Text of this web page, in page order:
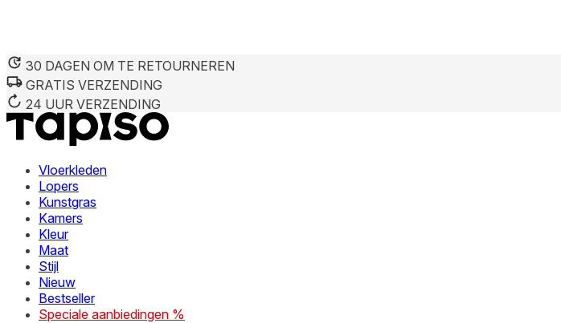
30 DAGEN OM TE RETOURNEREN
GRATIS VERZENDING
24 UUR VERZENDING
Vloerkleden
Lopers
Kunstgras
Kamers
Kleur
Maat
Stijl
Nieuw
Bestseller
Speciale aanbiedingen %